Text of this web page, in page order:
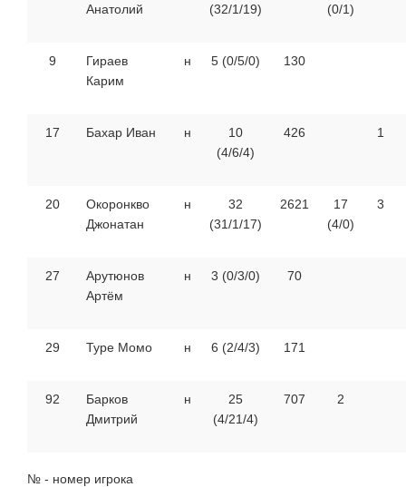
Анатолий
(32/1/19)
(0/1)
9
Гираев
Карим
н 5 (0/5/0) 130
17 Бахар Иван н
10
(4/6/4)
426 1
20
Окоронкво
Джонатан
н
32
(31/1/17)
2621
17
(4/0)
3
27
Арутюнов
Артём
н 3 (0/3/0) 70
29 Туре Момо н 6 (2/4/3) 171
92
Барков
Дмитрий
н
25
(4/21/4)
707 2
№ - номер игрока